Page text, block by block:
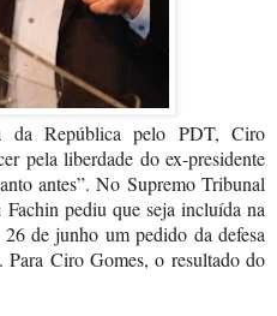
da República pelo PDT, Ciro
pela liberdade do ex-presidente
antes”. No Supremo Tribunal
pediu que seja incluída na
de junho um pedido da defesa
Para Ciro Gomes, o resultado do